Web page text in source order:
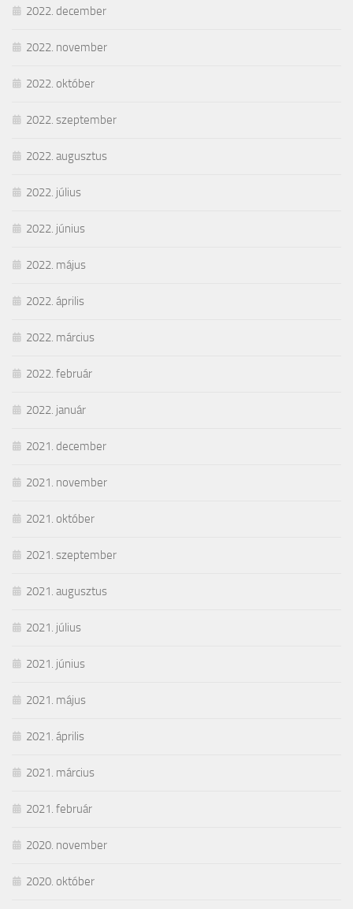
2022. december
2022. november
2022. október
2022. szeptember
2022. augusztus
2022. július
2022. június
2022. május
2022. április
2022. március
2022. február
2022. január
2021. december
2021. november
2021. október
2021. szeptember
2021. augusztus
2021. július
2021. június
2021. május
2021. április
2021. március
2021. február
2020. november
2020. október